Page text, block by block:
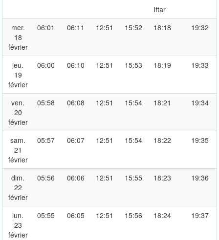
Iftar
mer.
18
février
06:01 06:11 12:51 15:52 18:18 19:32
jeu.
19
février
06:00 06:10 12:51 15:53 18:19 19:33
ven.
20
février
05:58 06:08 12:51 15:54 18:21 19:34
sam.
21
février
05:57 06:07 12:51 15:54 18:22 19:35
dim.
22
février
05:56 06:06 12:51 15:55 18:23 19:36
lun.
23
février
05:55 06:05 12:51 15:56 18:24 19:37